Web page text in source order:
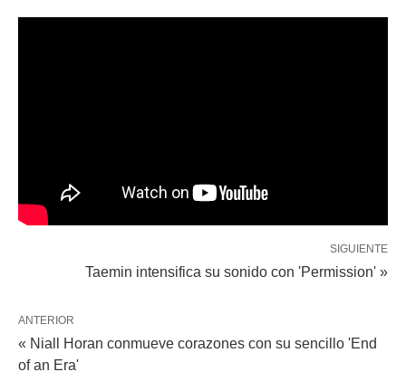
SIGUIENTE
Taemin intensifica su sonido con 'Permission' »
ANTERIOR
« Niall Horan conmueve corazones con su sencillo 'End
of an Era'